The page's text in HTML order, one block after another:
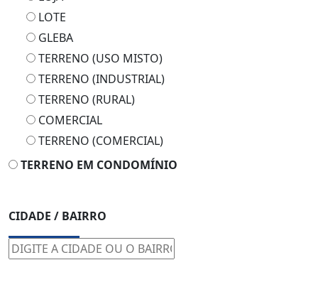
LOTE
GLEBA
TERRENO (USO MISTO)
TERRENO (INDUSTRIAL)
TERRENO (RURAL)
COMERCIAL
TERRENO (COMERCIAL)
TERRENO EM CONDOMÍNIO
CIDADE / BAIRRO